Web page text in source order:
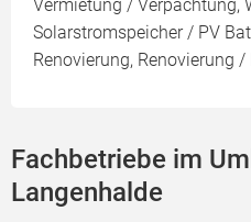
Vermietung / Verpachtung,
Solarstromspeicher / PV
Renovierung, Renovierung
Fachbetriebe im
Langenhalde